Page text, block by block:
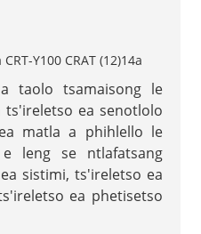
taolo tsamaisong le
ts'ireletso ea senotlolo
matla a phihlello le
leng se ntlafatsang
sistimi, ts'ireletso ea
ea phetisetso